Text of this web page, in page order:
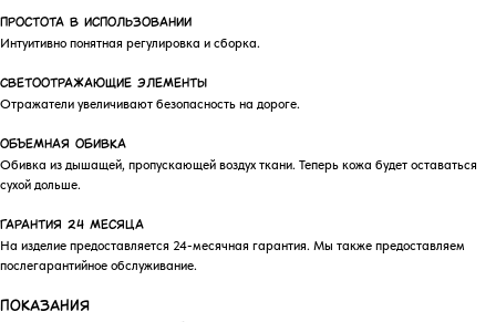
Простота в использовании
Интуитивно понятная регулировка и сборка.
Светоотражающие элементы
Отражатели увеличивают безопасность на дороге.
Объемная обивка
Обивка из дышащей, пропускающей воздух ткани. Теперь кожа будет оставаться
сухой дольше.
Гарантия 24 месяца
На изделие предоставляется 24-месячная гарантия. Мы также предоставляем
послегарантийное обслуживание.
ПОКАЗАНИЯ